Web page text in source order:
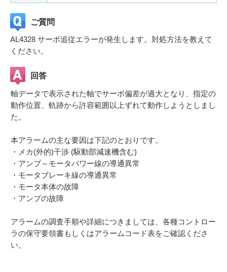
ご質問
AL4328 サーボ追従エラーが発生します。対処方法を教えて
ください。
回答
軸データで表示された軸でサーボ偏差が過大となり、指定の
動作位置、軌跡から許容範囲以上ずれて動作しようとしまし
た。
本アラームの主な要因は下記のとおりです。
・メカ(外的)干渉 (駆動部減速機含む)
・アンプ～モータパワー線の導通異常
・モータブレーキ線の導通異常
・モータ本体の故障
・アンプの故障
アラームの調査手順や詳細につきましては、各種コントロー
ラの保守要領書もしくはアラームコード表をご確認くださ
い。